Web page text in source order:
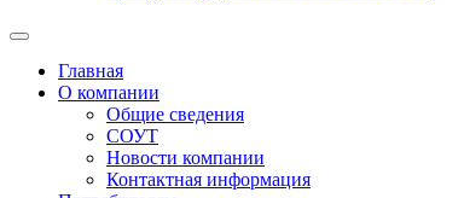
Главная
О компании
Общие сведения
СОУТ
Новости компании
Контактная информация